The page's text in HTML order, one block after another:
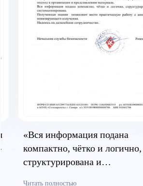
«Вся информация подана
компактно, чётко и логично,
структурирована и
Читать полностью